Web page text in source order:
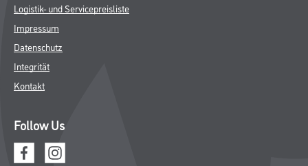
Logistik- und Servicepreisliste
Impressum
Datenschutz
Integrität
Kontakt
Follow Us